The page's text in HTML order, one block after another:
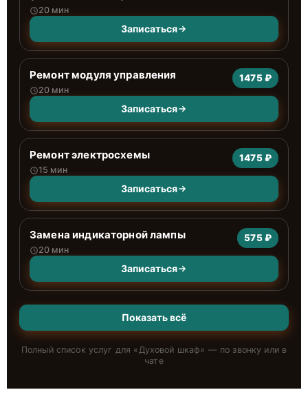
20 мин
Записаться
Ремонт модуля управления
20 мин
1475 ₽
Записаться
Ремонт электросхемы
15 мин
1475 ₽
Записаться
Замена индикаторной лампы
20 мин
575 ₽
Записаться
Показать всё
Полный список услуг для «Духовой шкаф» — по звонку или в
чате